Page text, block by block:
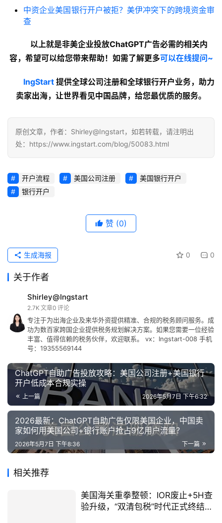
中资企业美国银行开户被拒？美伊冲突下的跨境资金审
查
以上就是非美企业投放ChatGPT广告必需的相关内
容，希望可以给您带来帮助！如需了解更多可以在线提问~
lngStart 提供全球公司注册和全球银行开户业务，助力
卖家出海，让世界看见中国品牌，给您最优质的服务。
原创文章，作者：Shirley@Ingstart，如若转载，请注明出
处：https://www.ingstart.com/blog/50083.html
开户流程 美国公司注册
美国银行开户
银行开户
赞 (0)
0 0
生成海报
关于作者
Shirley@Ingstart
2.7K 文章0 评论
专注于为出海企业及来华外资提供精准、合规的税务顾问服务。成
功为数百家跨国企业提供税务规划解决方案。如果您需要一位经验
丰富、值得信赖的税务伙伴，欢迎联系。 vx：Ingstart-008 手机
号：19355569144
ChatGPT自助广告投放攻略：美国公司注册+美国银行
开户低成本合规实操
上一篇 2026年5月7日 下午6:32
2026最新：ChatGPT自助广告仅限美国企业，中国卖
家如何用美国公司+银行账户抢占9亿用户流量？
下一篇
2026年5月7日 下午8:36
相关推荐
美国海关重拳整顿：IOR废止+5H查
验升级，“双清包税”时代正式终结